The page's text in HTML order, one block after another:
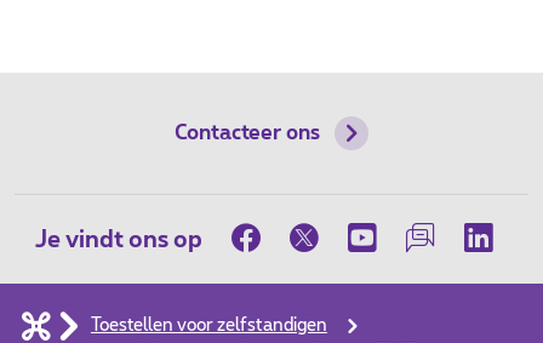
Contacteer ons
Je vindt ons op
Toestellen voor zelfstandigen